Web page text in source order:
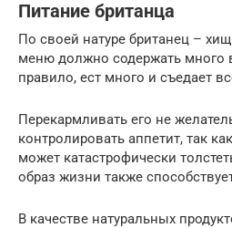
Питание британца
По своей натуре британец –
меню должно содержать много
правило, ест много и съедает
Перекармливать его не
контролировать аппетит, так
может катастрофически
образ жизни также
В качестве натуральных